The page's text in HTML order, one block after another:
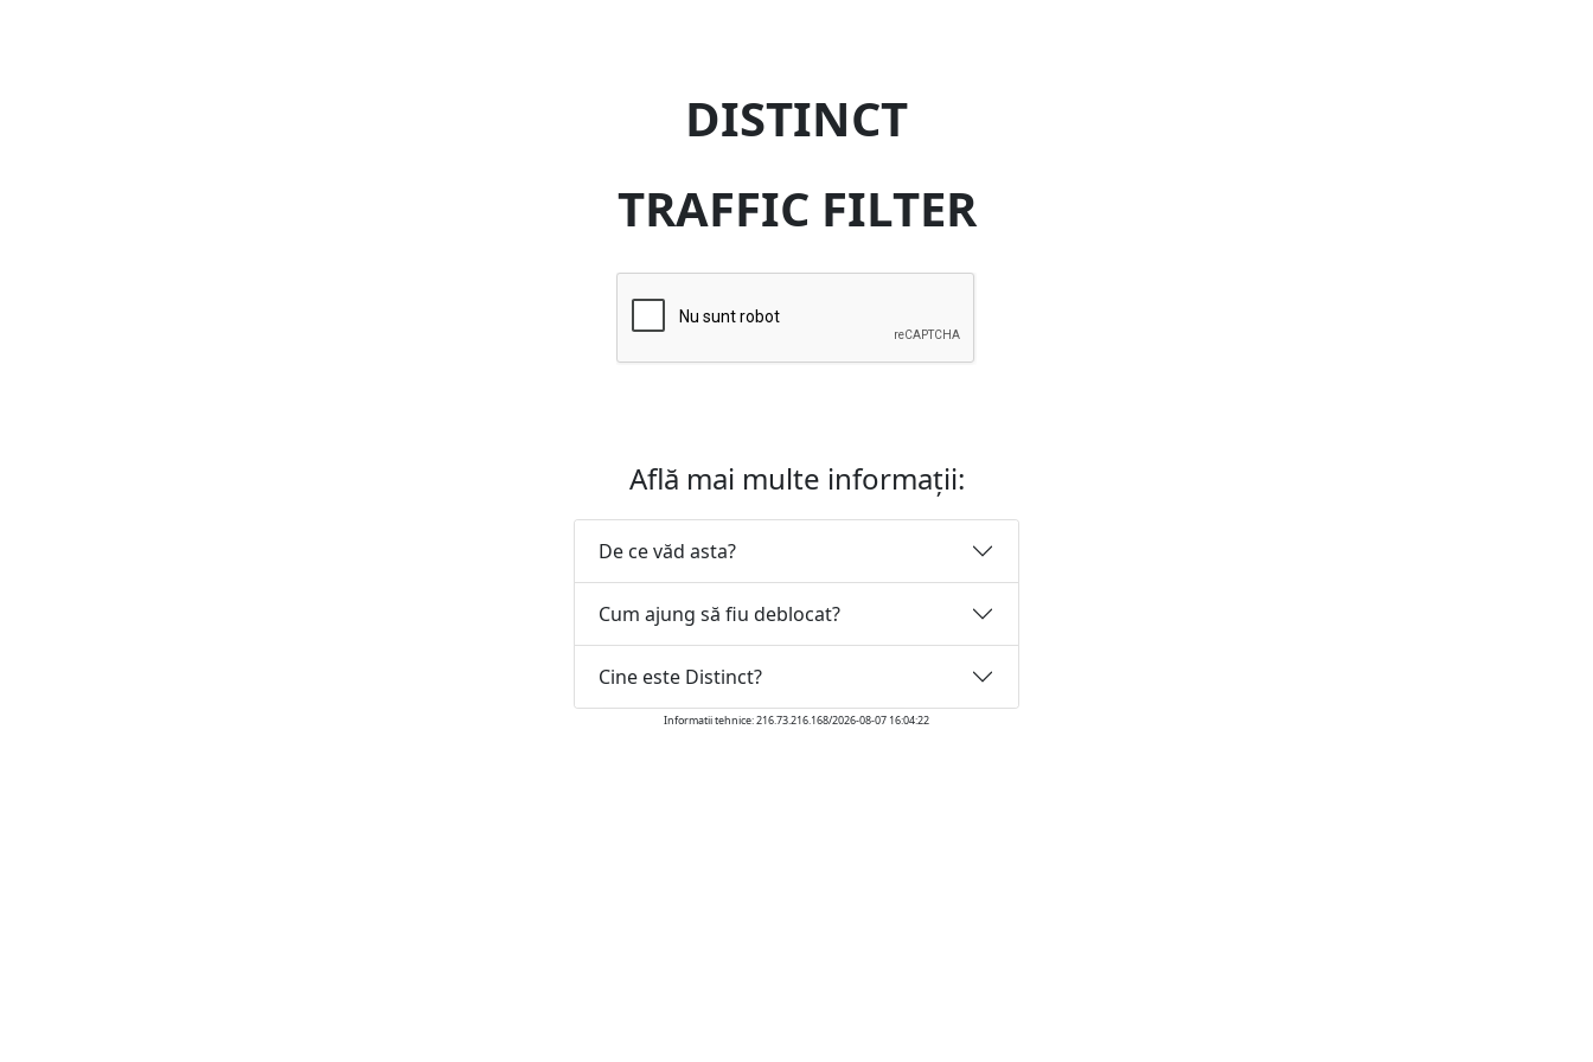
DISTINCT
TRAFFIC FILTER
Află mai multe informații:
De ce văd asta?
Cum ajung să fiu deblocat?
Cine este Distinct?
Informatii tehnice: 216.73.216.168/2026-08-07 16:04:22